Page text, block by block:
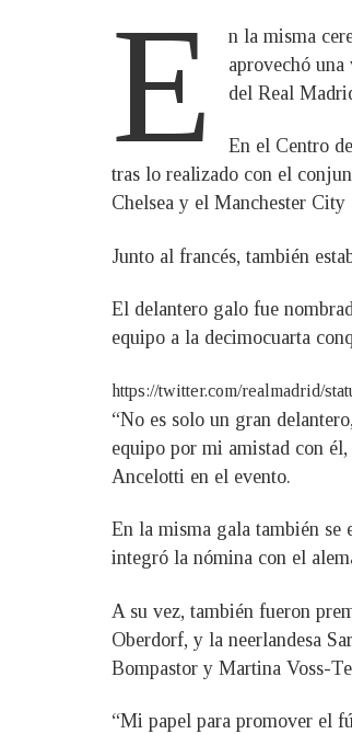
E
n la misma
aprovechó
del Real
En el Centro
tras lo realizado con el
Chelsea y el Manchester
Junto al francés, también
El delantero galo fue
equipo a la decimocuarta
https://twitter.com/realmadrid/
“No es solo un gran
equipo por mi amistad con
Ancelotti en el evento.
En la misma gala también se
integró la nómina con el
A su vez, también fueron
Oberdorf, y la neerlandesa
Bompastor y Martina Voss-
“Mi papel para promover el